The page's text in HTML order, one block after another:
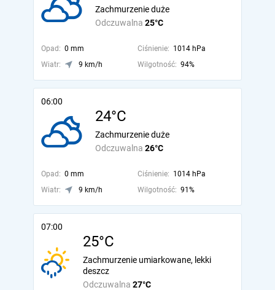
Odczuwalna 25°C
Zachmurzenie duże
Opad: 0 mm Ciśnienie: 1014 hPa
Wiatr:
9 km/h Wilgotność: 94%
06:00
24°C
Odczuwalna 26°C
Zachmurzenie duże
Opad: 0 mm Ciśnienie: 1014 hPa
Wiatr:
9 km/h Wilgotność: 91%
07:00
25°C
Odczuwalna 27°C
Zachmurzenie umiarkowane, lekki
deszcz